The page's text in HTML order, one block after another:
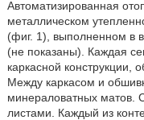
Автоматизированная
металлическом
(фиг. 1), выполненном в
(не показаны). Каждая
каркасной конструкции,
Между каркасом и
минераловатных матов.
листами. Каждый из